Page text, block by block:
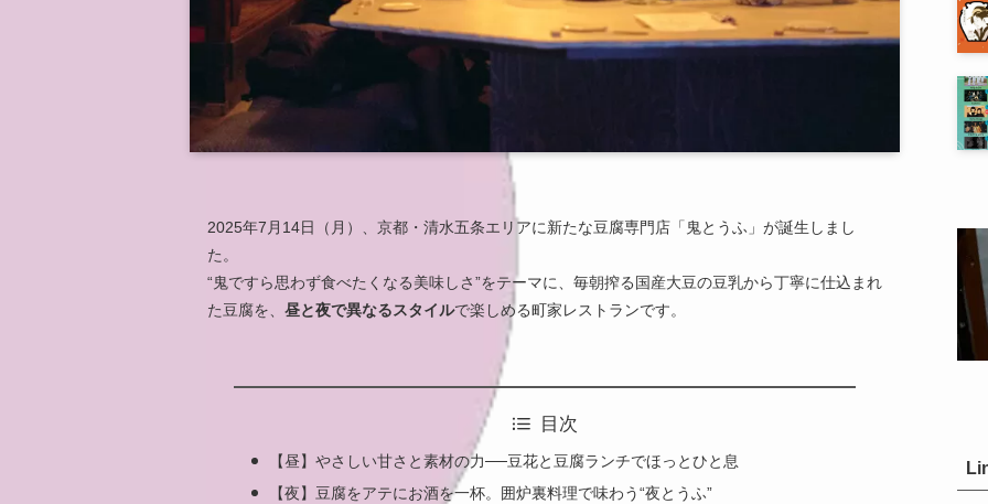
2025年7月14日（月）、京都・清水五条エリアに新たな豆腐専門店「鬼とうふ」が誕生しまし
た。
“鬼ですら思わず食べたくなる美味しさ”をテーマに、毎朝搾る国産大豆の豆乳から丁寧に仕込まれ
た豆腐を、 昼と夜で異なるスタイルで楽しめる町家レストランです。
目次
【昼】やさしい甘さと素材の力──豆花と豆腐ランチでほっとひと息
【夜】豆腐をアテにお酒を一杯。囲炉裏料理で味わう“夜とうふ”